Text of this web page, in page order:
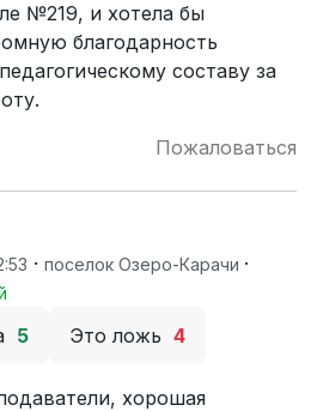
№219, и хотела бы
благодарность
составу за
Пожаловаться
· поселок Озеро-Карачи ·
5 Это ложь 4
хорошая